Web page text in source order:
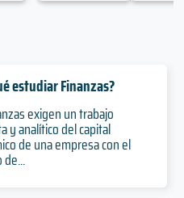
estudiar Finanzas?
exigen un trabajo
y analítico del capital
de una empresa con el